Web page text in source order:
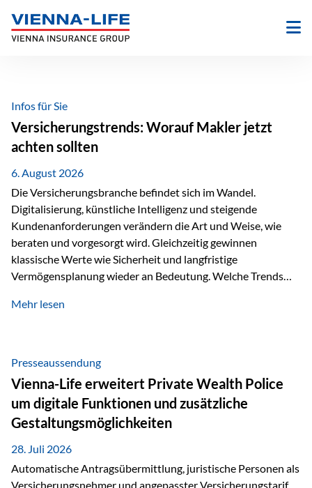
Inhalt
springen
Infos für Sie
Versicherungstrends: Worauf Makler jetzt
achten sollten
6. August 2026
Die Versicherungsbranche befindet sich im Wandel.
Digitalisierung, künstliche Intelligenz und steigende
Kundenanforderungen verändern die Art und Weise, wie
beraten und vorgesorgt wird. Gleichzeitig gewinnen
klassische Werte wie Sicherheit und langfristige
Vermögensplanung wieder an Bedeutung. Welche Trends
Blick behalten? Digitalisierung und KI verändern die
administrative Aufgaben, beschleunigen Abläufe und
schaffen mehr Zeit für das Wesentliche: die persönliche
Beratung. Gerade deshalb wird die individuelle Betreuung
zum entscheidenden Erfolgsfaktor. Technologie kann
unterstützen, Vertrauen entsteht jedoch weiterhin im
persönlichen Gespräch. Bei der Vienna-Life reagieren…
Mehr lesen
Presseaussendung
Vienna-Life erweitert Private Wealth Police
um digitale Funktionen und zusätzliche
Gestaltungsmöglichkeiten
28. Juli 2026
Automatische Antragsübermittlung, juristische Personen als
Versicherungsnehmer und angepasster Versicherungstarif